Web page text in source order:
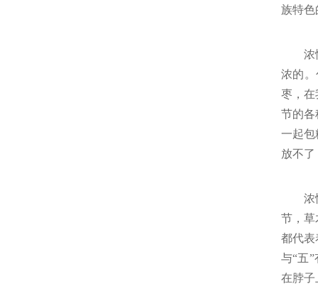
族特色
浓
浓的
枣，在
节的各
一起包
放不
浓
节，草
都代表
与“五
在脖子